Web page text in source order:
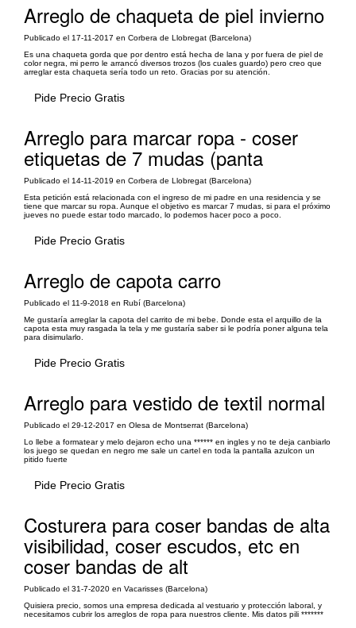
Arreglo de chaqueta de piel invierno
Publicado el 17-11-2017 en Corbera de Llobregat (Barcelona)
Es una chaqueta gorda que por dentro está hecha de lana y por fuera de piel de
color negra, mi perro le arrancó diversos trozos (los cuales guardo) pero creo que
arreglar esta chaqueta sería todo un reto. Gracias por su atención.
Pide Precio Gratis
Arreglo para marcar ropa - coser
etiquetas de 7 mudas (panta
Publicado el 14-11-2019 en Corbera de Llobregat (Barcelona)
Esta petición está relacionada con el ingreso de mi padre en una residencia y se
tiene que marcar su ropa. Aunque el objetivo es marcar 7 mudas, si para el próximo
jueves no puede estar todo marcado, lo podemos hacer poco a poco.
Pide Precio Gratis
Arreglo de capota carro
Publicado el 11-9-2018 en Rubí (Barcelona)
Me gustaría arreglar la capota del carrito de mi bebe. Donde esta el arquillo de la
capota esta muy rasgada la tela y me gustaría saber si le podría poner alguna tela
para disimularlo.
Pide Precio Gratis
Arreglo para vestido de textil normal
Publicado el 29-12-2017 en Olesa de Montserrat (Barcelona)
Lo llebe a formatear y melo dejaron echo una ****** en ingles y no te deja canbiarlo
los juego se quedan en negro me sale un cartel en toda la pantalla azulcon un
pitido fuerte
Pide Precio Gratis
Costurera para coser bandas de alta
visibilidad, coser escudos, etc en
coser bandas de alt
Publicado el 31-7-2020 en Vacarisses (Barcelona)
Quisiera precio, somos una empresa dedicada al vestuario y protección laboral, y
necesitamos cubrir los arreglos de ropa para nuestros cliente. Mis datos pili *******